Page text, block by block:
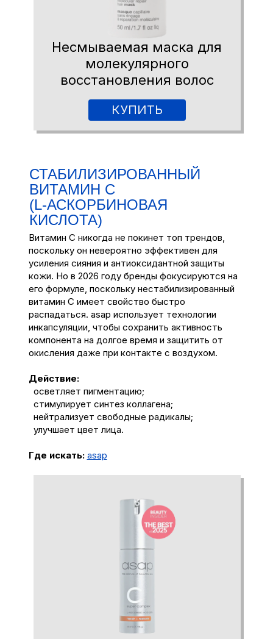
КУПИТЬ
Несмываемая маска для
молекулярного
восстановления волос
Витамин C никогда не покинет топ трендов,
поскольку он невероятно эффективен для
усиления сияния и антиоксидантной защиты
кожи. Но в 2026 году бренды фокусируются на
его формуле, поскольку нестабилизированный
витамин С имеет свойство быстро
распадаться. asap использует технологии
инкапсуляции, чтобы сохранить активность
компонента на долгое время и защитить от
окисления даже при контакте с воздухом.
Действие:
осветляет пигментацию;
стимулирует синтез коллагена;
нейтрализует свободные радикалы;
улучшает цвет лица.
Где искать: asap
СТАБИЛИЗИРОВАННЫЙ
ВИТАМИН C
(L‑АСКОРБИНОВАЯ
КИСЛОТА)